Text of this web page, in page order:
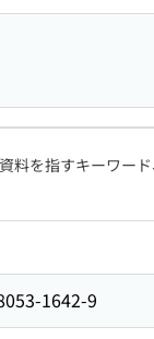
料を指すキーワー
1642-9